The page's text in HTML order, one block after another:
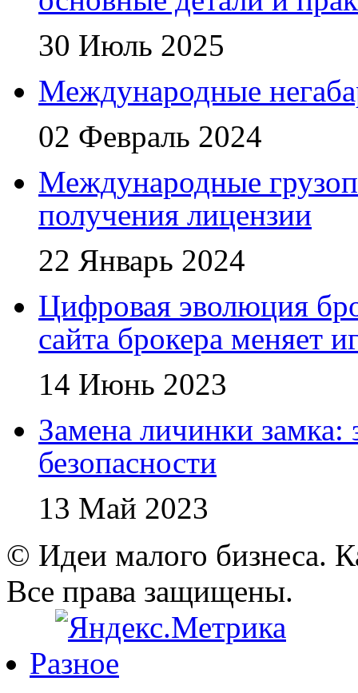
30 Июль 2025
Международные
02 Февраль 2024
Международные
получения лицензии
22 Январь 2024
Цифровая эволюция
сайта брокера меняет
14 Июнь 2023
Замена личинки замка:
безопасности
13 Май 2023
© Идеи малого бизнеса.
Все права защищены.
Разное